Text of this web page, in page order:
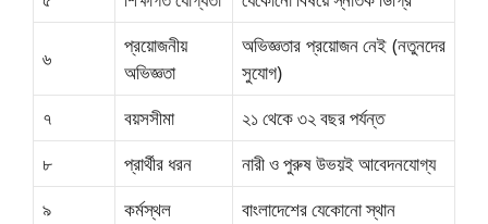
৬
প্রয়োজনীয়
অভিজ্ঞতা
অভিজ্ঞতার প্রয়োজন নেই (নতুনদের
সুযোগ)
৭
বয়সসীমা
২১ থেকে ৩২ বছর পর্যন্ত
৮
প্রার্থীর ধরন
নারী ও পুরুষ উভয়ই আবেদনযোগ্য
৯
কর্মস্থল বাংলাদেশের যেকোনো স্থান